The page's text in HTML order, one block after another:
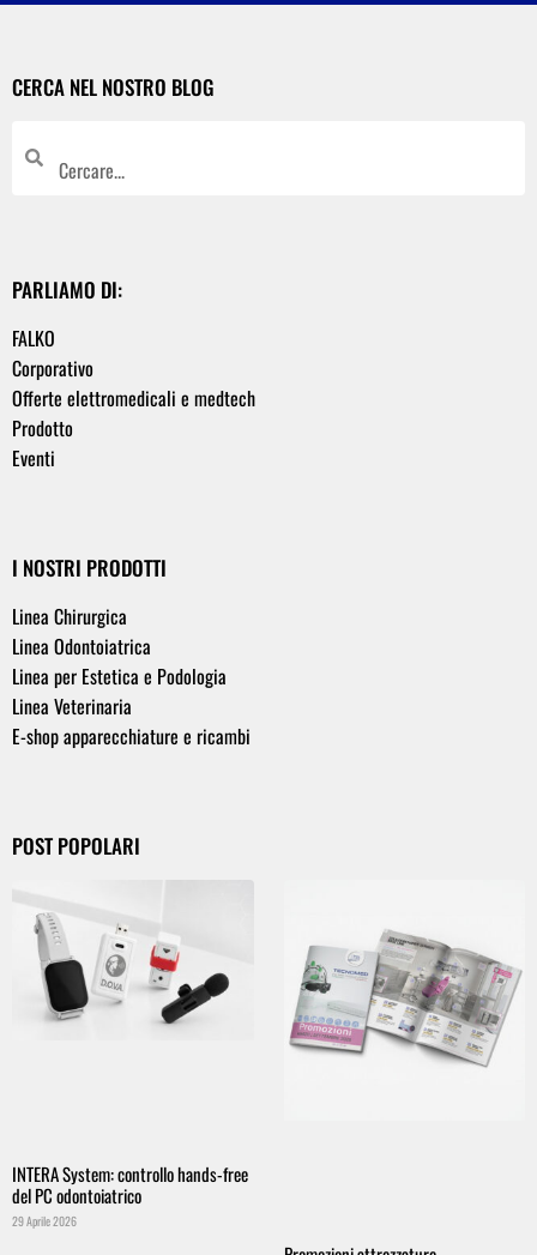
CERCA NEL NOSTRO BLOG
PARLIAMO DI:
FALKO
Corporativo
Offerte elettromedicali e medtech
Prodotto
Eventi
I NOSTRI PRODOTTI
Linea Chirurgica
Linea Odontoiatrica
Linea per Estetica e Podologia
Linea Veterinaria
E-shop apparecchiature e ricambi
POST POPOLARI
INTERA System: controllo hands-free
del PC odontoiatrico
29 Aprile 2026